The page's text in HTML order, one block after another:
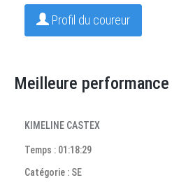
Profil du coureur
Meilleure
KIMELINE CASTEX
Temps : 01:18:29
Catégorie : SE